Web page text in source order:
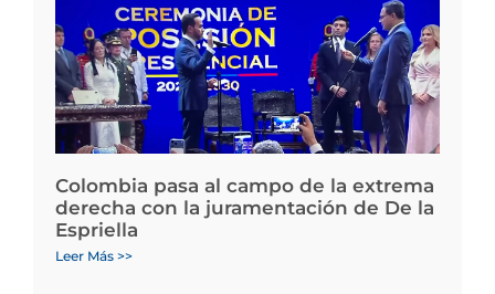
Colombia pasa al campo de la extrema
derecha con la juramentación de De la
Espriella
Leer Más >>